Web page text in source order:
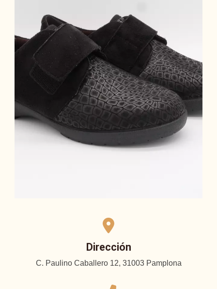
Dirección
C. Paulino Caballero 12, 31003 Pamplona